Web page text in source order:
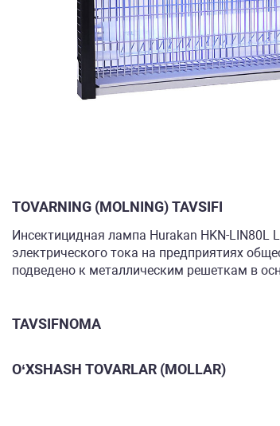
TOVARNING (MOLNING) TAVSIFI
Инсектицидная лампа Hurakan HKN-
электрического тока на предприятиях
подведено к металлическим решеткам в
TAVSIFNOMA
O‘XSHASH TOVARLAR (MOLLAR)